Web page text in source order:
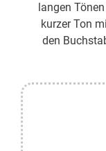
langen
kurzer Ton
den